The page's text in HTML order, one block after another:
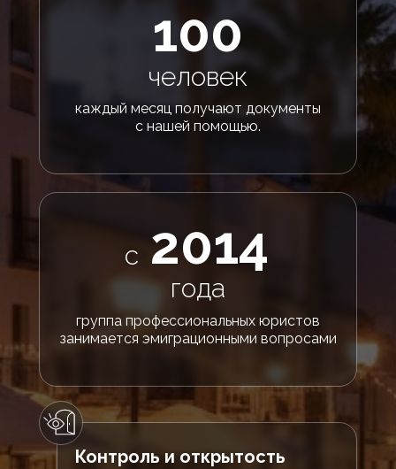
человек
каждый месяц получают документы
с нашей помощью.
100
года
группа профессиональных юристов
занимается эмиграционными вопросами
2014
с
Контроль и открытость